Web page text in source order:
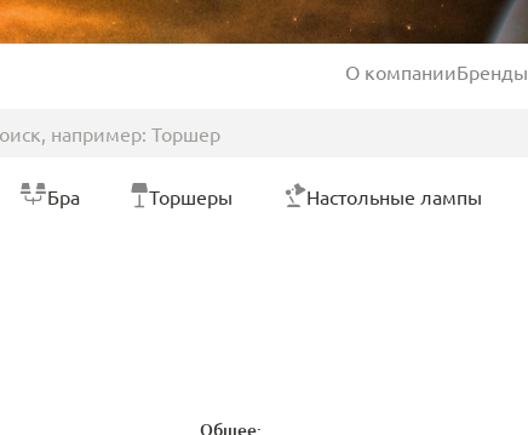
О компанииБренды
Бра Торшеры Настольные лампы
Общее: